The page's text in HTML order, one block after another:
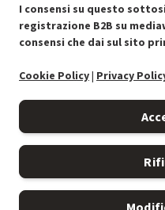
Preferenze cookie
I consensi su questo
registrazione B2B su
consensi che dai sul sito
Cookie Policy| Privacy